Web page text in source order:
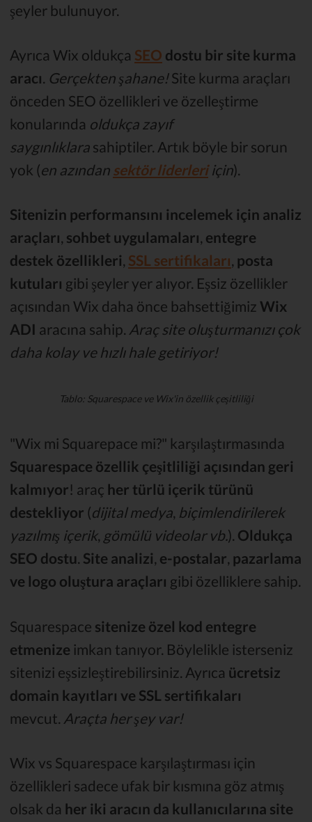
şeyler bulunuyor.
Ayrıca Wix oldukça SEO dostu bir site kurma
aracı Gerçekten şahane!Site kurma araçları
önceden SEO özellikleri ve özelleştirme
konularında oldukça zayıf
saygınlıklara sahiptiler. Artık böyle bir sorun
yok (en azından sektör liderleriiçin).
Sitenizin performansını incelemek için analiz
araçları, sohbet uygulamaları, entegre
destek özellikleri, SSL sertifikaları, posta
kutuları gibi şeyler yer alıyor. Eşsiz özellikler
açısından Wix daha önce bahsettiğimiz Wix
ADI aracına sahip. Araç site oluşturmanızı çok
daha kolay ve hızlı hale getiriyor!
Tablo: Squarespace ve Wix'in özellik çeşitliliği
"Wix mi Squarepace mi?" karşılaştırmasında
Squarespace özellik çeşitliliği açısından geri
kalmıyor! araç her türlü içerik türünü
destekliyor (dijital medya, biçimlendirilerek
yazılmış içerik, gömülü videolar vb.). Oldukça
SEO dostu. Site analizi, e-postalar, pazarlama
ve logo oluştura araçları gibi özelliklere sahip.
Squarespace sitenize özel kod entegre
etmenize imkan tanıyor. Böylelikle isterseniz
sitenizi eşsizleştirebilirsiniz. Ayrıca ücretsiz
domain kayıtları ve SSL sertifikaları
mevcut. Araçta her şey var!
Wix vs Squarespace karşılaştırması için
özellikleri sadece ufak bir kısmına göz atmış
olsak da her iki aracın da kullanıcılarına site